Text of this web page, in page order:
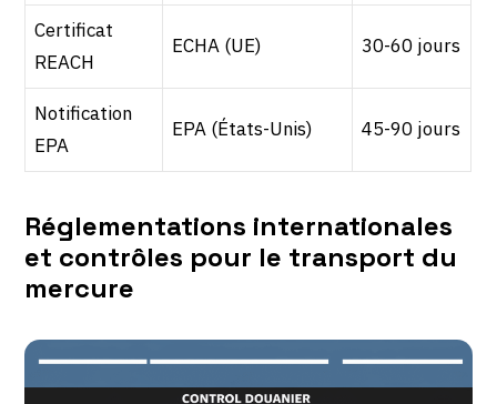
Certificat
REACH
ECHA (UE) 30-60 jours
Notification
EPA
EPA (États-Unis) 45-90 jours
Réglementations internationales
et contrôles pour le transport du
mercure